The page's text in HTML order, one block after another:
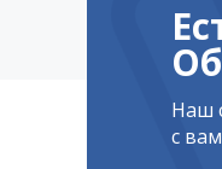
Наш
с